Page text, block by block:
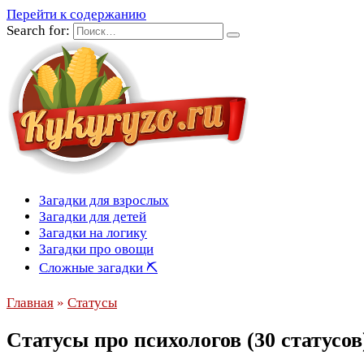
Перейти к содержанию
Search for:
Загадки для взрослых
Загадки для детей
Загадки на логику
Загадки про овощи
Сложные загадки ⛏
Главная » Статусы
Статусы про психологов (30